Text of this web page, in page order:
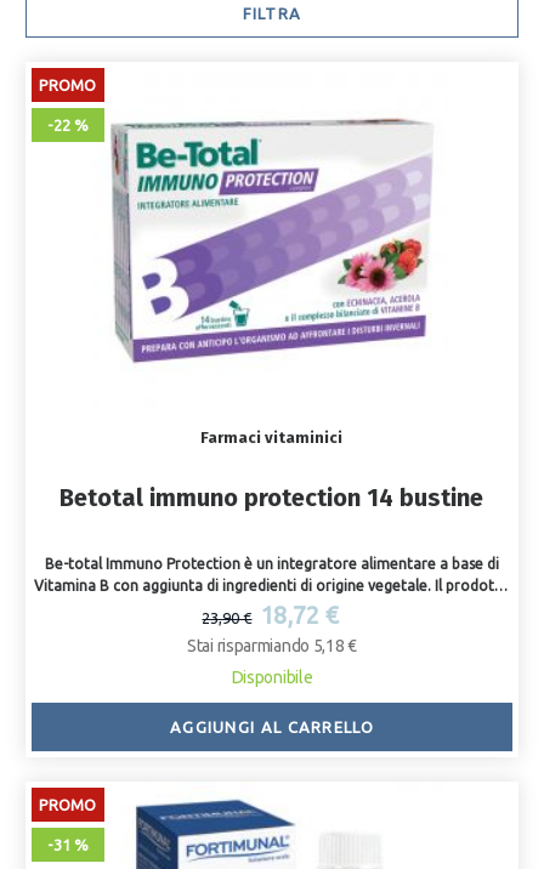
FILTRA
PROMO
-22 %
Farmaci vitaminici
Betotal immuno protection 14 bustine
Be-total Immuno Protection è un integratore alimentare a base di
Vitamina B con aggiunta di ingredienti di origine vegetale. Il prodotto
supporta le naturali difese dell’organismo.
23,90 € 18,72 €
Stai risparmiando 5,18 €
Disponibile
AGGIUNGI AL CARRELLO
PROMO
-31 %